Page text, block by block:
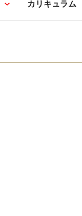
カリキュラム